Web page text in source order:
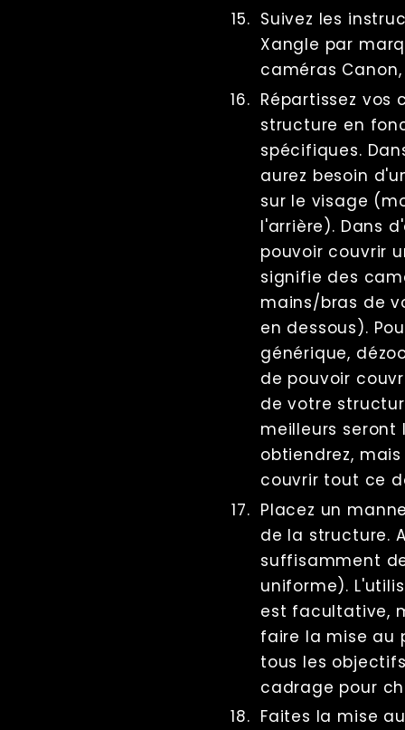
Suivez les
Xangle par
caméras Canon,
Répartissez vos
structure en
spécifiques.
aurez besoin
sur le visage
l'arrière). Dans
pouvoir couvrir
signifie des
mains/bras de
en dessous).
générique,
de pouvoir
de votre
meilleurs seront
obtiendrez,
couvrir tout ce
Placez un
de la structure.
suffisamment
uniforme).
est facultative,
faire la mise au
tous les
cadrage pour
Faites la mise